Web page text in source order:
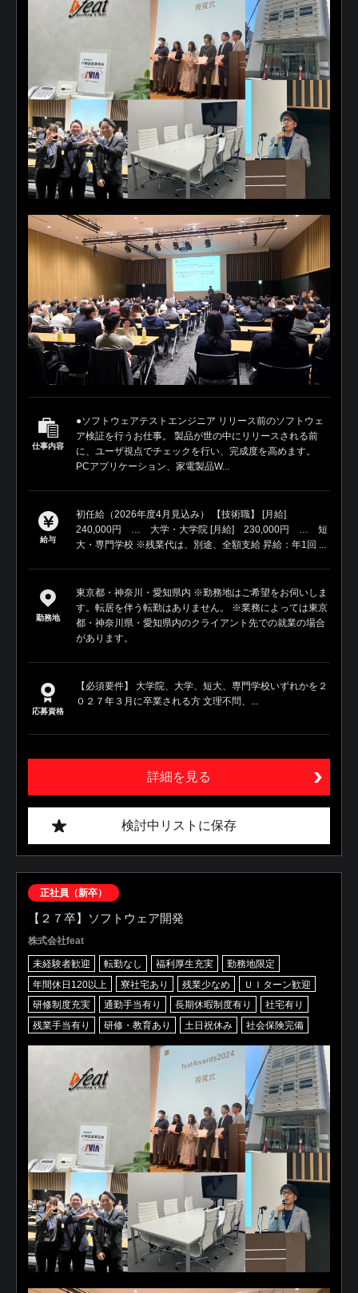
仕事内容
●ソフトウェアテストエンジニア リリース前のソフトウェ
ア検証を行うお仕事。 製品が世の中にリリースされる前
に、ユーザ視点でチェックを行い、完成度を高めます。
PCアプリケーション、家電製品W...
給与
初任給（2026年度4月見込み） 【技術職】 [月給]
240,000円 … 大学・大学院 [月給] 230,000円 … 短
大・専門学校 ※残業代は、別途、全額支給 昇給：年1回 ...
勤務地
東京都・神奈川・愛知県内 ※勤務地はご希望をお伺いしま
す。転居を伴う転勤はありません。 ※業務によっては東京
都・神奈川県・愛知県内のクライアント先での就業の場合
があります。
応募資格
【必須要件】 大学院、大学、短大、専門学校いずれかを２
０２７年３月に卒業される方 文理不問、...
詳細を見る
検討中リストに保存
正社員（新卒）
【２７卒】ソフトウェア開発
株式会社feat
未経験者歓迎 転勤なし 福利厚生充実
勤務地限定
年間休日120以上
寮社宅あり 残業少なめ
ＵＩターン歓迎
研修制度充実
通勤手当有り 長期休暇制度有り
社宅有り
残業手当有り
研修・教育あり 土日祝休み 社会保険完備